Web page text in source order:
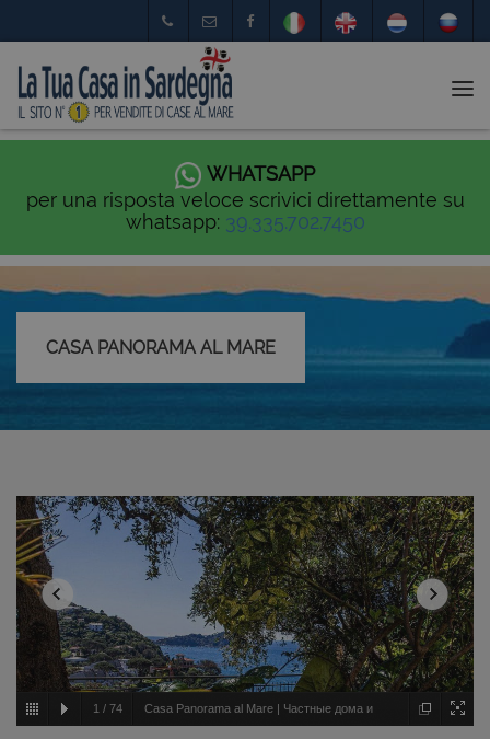
WHATSAPP
per una risposta veloce scrivici direttamente su
whatsapp: 39.335.702.7450
CASA PANORAMA AL MARE
1 / 74 Casa Panorama al Mare | Частные дома и